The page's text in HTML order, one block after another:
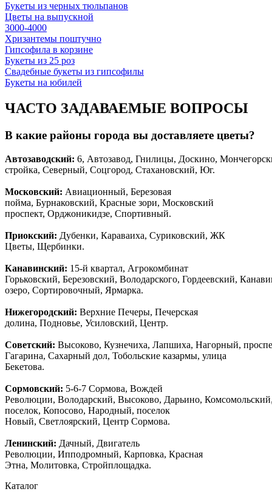
Букеты из черных тюльпанов
Цветы на выпускной
3000-4000
Хризантемы поштучно
Гипсофила в корзине
Букеты из 25 роз
Свадебные букеты из гипсофилы
Букеты на юбилей
ЧАСТО ЗАДАВАЕМЫЕ ВОПРОСЫ
В какие районы города вы доставляете цветы?
Автозаводский: 6, Автозавод, Гнилицы, Доскино,
стройка, Северный, Соцгород, Стахановский, Юг.
Московский: Авиационный, Березовая
пойма, Бурнаковский, Красные зори, Московский
проспект, Орджоникидзе, Спортивный.
Приокский: Дубенки, Караваиха, Суриковский, ЖК
Цветы, Щербинки.
Канавинский: 15-й квартал, Агрокомбинат
Горьковский, Березовский, Володарского, Гордеевский,
озеро, Сортировочный, Ярмарка.
Нижегородский: Верхние Печеры, Печерская
долина, Подновье, Усиловский, Центр.
Советский: Высоково, Кузнечиха, Лапшиха, Нагорный,
Гагарина, Сахарный дол, Тобольские казармы, улица
Бекетова.
Сормовский: 5-6-7 Сормова, Вождей
Революции, Володарский, Высоково, Дарьино,
поселок, Копосово, Народный, поселок
Новый, Светлоярский, Центр Сормова.
Ленинский: Дачный, Двигатель
Революции, Ипподромный, Карповка, Красная
Этна, Молитовка, Стройплощадка.
Каталог